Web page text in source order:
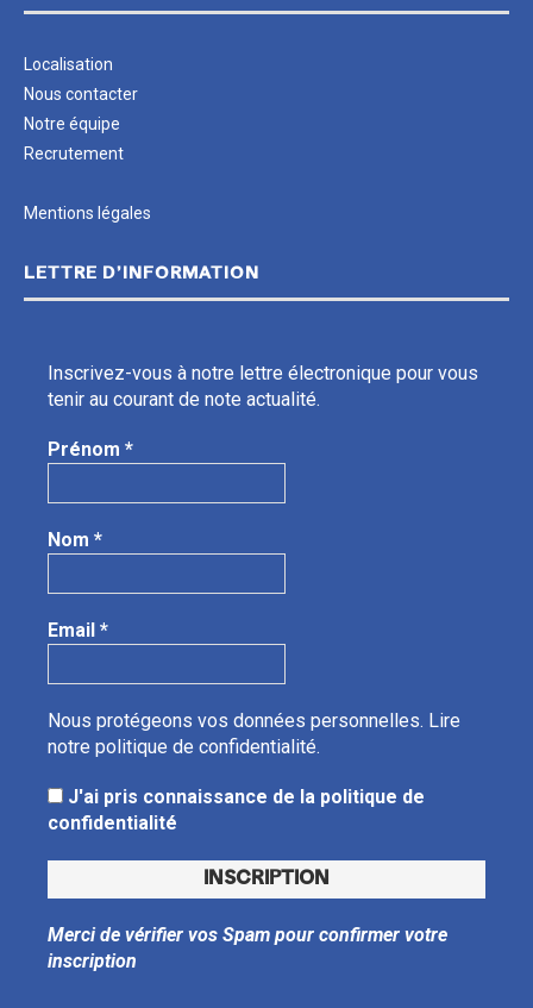
Localisation
Nous contacter
Notre équipe
Recrutement
Mentions légales
LETTRE D’INFORMATION
Inscrivez-vous à notre lettre électronique pour vous
tenir au courant de note actualité.
Prénom *
Nom *
Email *
Nous protégeons vos données personnelles. Lire
notre politique de confidentialité.
J'ai pris connaissance de la politique de
confidentialité
Merci de vérifier vos Spam pour confirmer votre
inscription